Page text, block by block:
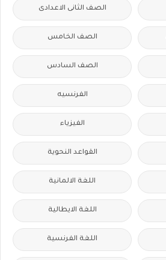
الصف الثانى الاعدادى
الصف الخامس
الصف السادس
الفرنسيه
الفيزياء
القواعد النحوية
اللغة الالمانية
اللغة الايطالية
اللغة الفرنسية